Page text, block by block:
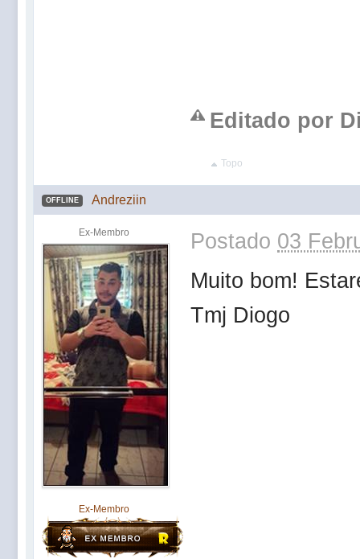
Editado por
Topo
OFFLINE Andreziin
Ex-Membro
Ex-Membro
Postado 03
Muito bom!
Tmj Diogo